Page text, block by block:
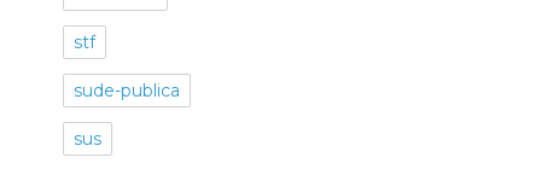
stf
sude-publica
sus